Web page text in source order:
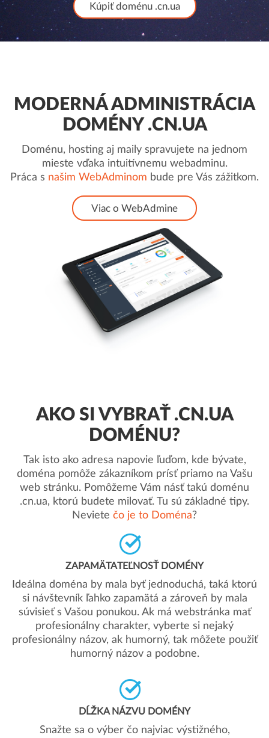
Kúpiť doménu .cn.ua
MODERNÁ ADMINISTRÁCIA
DOMÉNY .CN.UA
Doménu, hosting aj maily spravujete na jednom
mieste vďaka intuitívnemu webadminu.
Práca s našim WebAdminom bude pre Vás zážitkom.
Viac o WebAdmine
AKO SI VYBRAŤ .CN.UA
DOMÉNU?
Tak isto ako adresa napovie ľuďom, kde bývate,
doména pomôže zákazníkom prísť priamo na Vašu
web stránku. Pomôžeme Vám násť takú doménu
.cn.ua, ktorú budete milovať. Tu sú základné tipy.
Neviete čo je to Doména?
ZAPAMÄTATEĽNOSŤ DOMÉNY
Ideálna doména by mala byť jednoduchá, taká ktorú
si návštevník ľahko zapamätá a zároveň by mala
súvisieť s Vašou ponukou. Ak má webstránka mať
profesionálny charakter, vyberte si nejaký
profesionálny názov, ak humorný, tak môžete použiť
humorný názov a podobne.
DĹŽKA NÁZVU DOMÉNY
Snažte sa o výber čo najviac výstižného,